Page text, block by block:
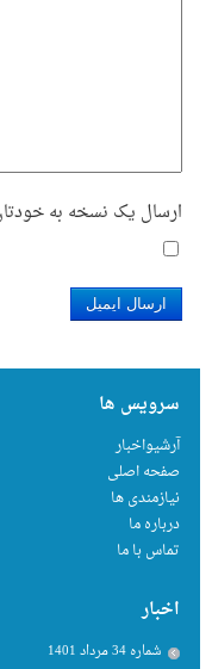
ارسال یک نسخه به خودتان
ارسال ایمیل
سرویس ها
آرشیواخبار
صفحه اصلی
نیازمندی ها
درباره ما
اخبار